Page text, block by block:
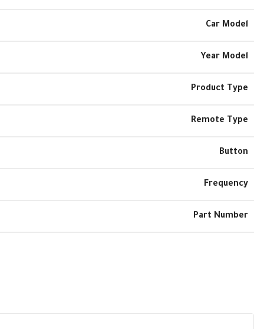
Car Model
Year Model
Product Type
Remote Type
Button
Frequency
Part Number